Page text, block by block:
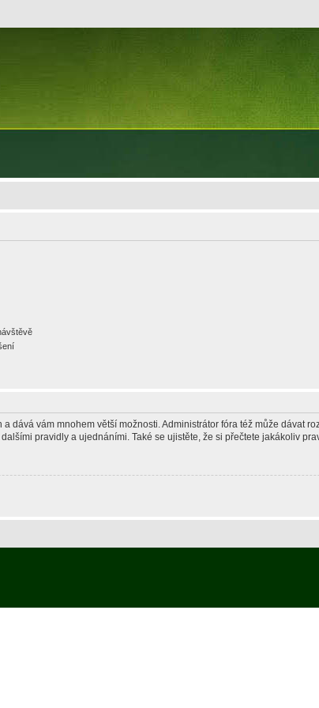
dává vám mnohem větší možnosti. Administrátor fóra též může dávat
pravidly a ujednáními. Také se ujistěte, že si přečtete jakákoliv